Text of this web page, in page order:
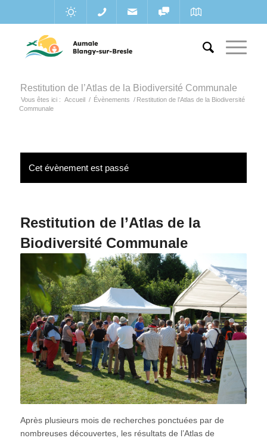
Restitution de l’Atlas de la Biodiversité Communale
Vous êtes ici : Accueil / Évènements / Restitution de l’Atlas de la Biodiversité
Communale
Cet évènement est passé
Restitution de l’Atlas de la
Biodiversité Communale
Après plusieurs mois de recherches ponctuées par de
nombreuses découvertes, les résultats de l’Atlas de